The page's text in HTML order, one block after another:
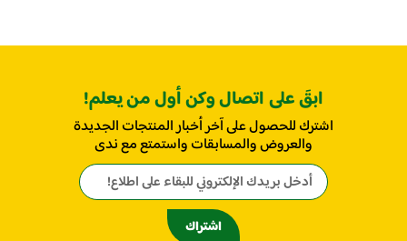
ابقَ على اتصال وكن أول من يعلم!
اشترك للحصول على آخر أخبار المنتجات الجديدة
والعروض والمسابقات واستمتع مع ندى
اشتراك